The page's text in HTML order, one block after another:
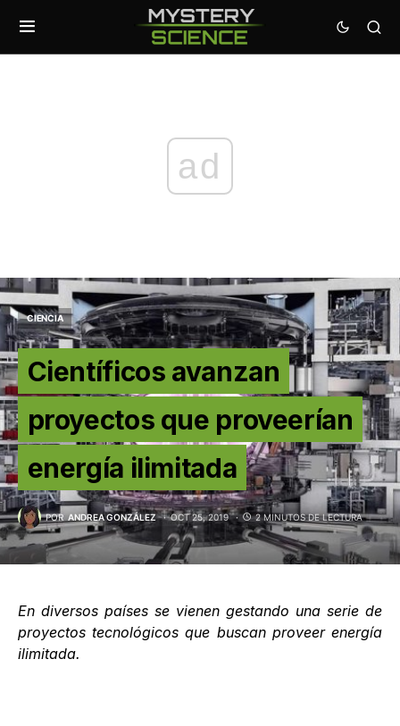
ad
CIENCIA
Científicos avanzan
proyectos que proveerían
energía ilimitada
POR ANDREA GONZÁLEZ OCT 25, 2019 2 MINUTOS DE LECTURA
En diversos países se vienen gestando una serie de
proyectos tecnológicos que buscan proveer energía
ilimitada.